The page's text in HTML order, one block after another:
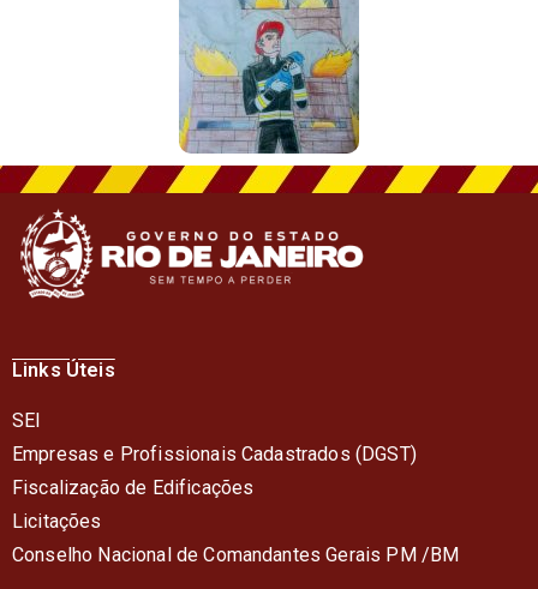
Links Úteis
SEI
Empresas e Profissionais Cadastrados (DGST)
Fiscalização de Edificações
Licitações
Conselho Nacional de Comandantes Gerais PM /BM